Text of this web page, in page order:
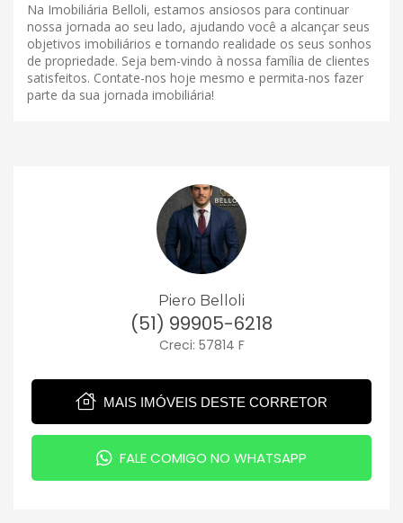
Na Imobiliária Belloli, estamos ansiosos para continuar
nossa jornada ao seu lado, ajudando você a alcançar seus
objetivos imobiliários e tornando realidade os seus sonhos
de propriedade. Seja bem-vindo à nossa família de clientes
satisfeitos. Contate-nos hoje mesmo e permita-nos fazer
parte da sua jornada imobiliária!
Piero Belloli
(51) 99905-6218
Creci: 57814 F
MAIS IMÓVEIS DESTE CORRETOR
FALE COMIGO NO WHATSAPP